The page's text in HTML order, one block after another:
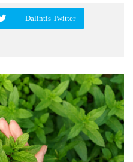
Dalintis Twitter